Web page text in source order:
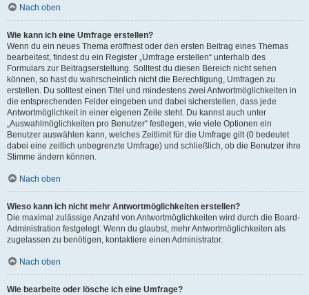
Nach oben
Wie kann ich eine Umfrage erstellen?
Wenn du ein neues Thema eröffnest oder den ersten Beitrag eines Themas
bearbeitest, findest du ein Register „Umfrage erstellen“ unterhalb des
Formulars zur Beitragserstellung. Solltest du diesen Bereich nicht sehen
können, so hast du wahrscheinlich nicht die Berechtigung, Umfragen zu
erstellen. Du solltest einen Titel und mindestens zwei Antwortmöglichkeiten in
die entsprechenden Felder eingeben und dabei sicherstellen, dass jede
Antwortmöglichkeit in einer eigenen Zeile steht. Du kannst auch unter
„Auswahlmöglichkeiten pro Benutzer“ festlegen, wie viele Optionen ein
Benutzer auswählen kann, welches Zeitlimit für die Umfrage gilt (0 bedeutet
dabei eine zeitlich unbegrenzte Umfrage) und schließlich, ob die Benutzer ihre
Stimme ändern können.
Nach oben
Wieso kann ich nicht mehr Antwortmöglichkeiten erstellen?
Die maximal zulässige Anzahl von Antwortmöglichkeiten wird durch die Board-
Administration festgelegt. Wenn du glaubst, mehr Antwortmöglichkeiten als
zugelassen zu benötigen, kontaktiere einen Administrator.
Nach oben
Wie bearbeite oder lösche ich eine Umfrage?